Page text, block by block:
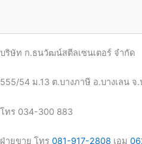
บริษัท ก.ธนวัฒน์สตีลเซนเตอร์ จำกัด
555/54 ม.13 ต.บางภาษี อ.บางเลน จ
โทร 034-300 883
ฝ่ายขาย โทร 081-917-2808 เอม